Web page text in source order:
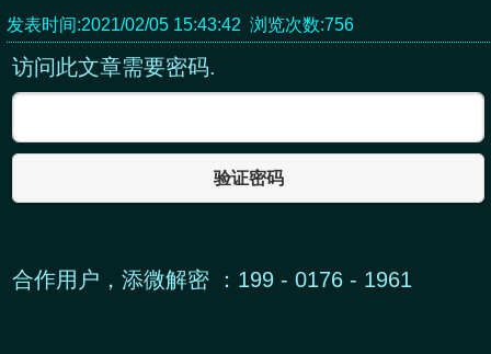
发表时间:2021/02/05 15:43:42 浏览次数:756
访问此文章需要密码.
验证密码
合作用户，添微解密 ：199 - 0176 - 1961